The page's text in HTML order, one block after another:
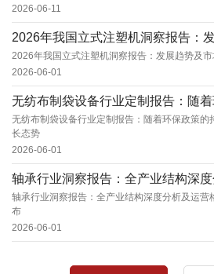
2026-06-11
2026年我国立式注塑机洞察报告：发展趋势及
2026-06-01
无纺布制袋设备行业定制报告：随着环保政策的
长态势
2026-06-01
轴承行业洞察报告：全产业结构深度分析及运营
布
2026-06-01